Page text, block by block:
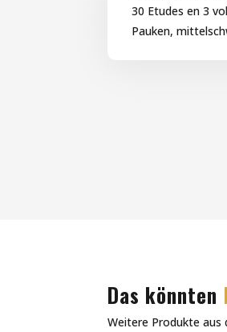
30 Etudes en 3
Pauken,
Das könnten
Weitere Produkte aus